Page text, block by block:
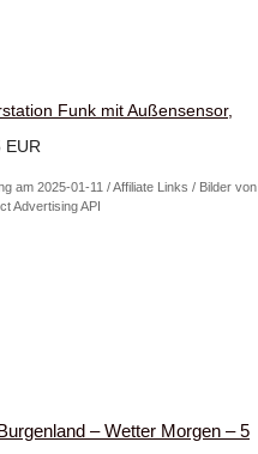
Funk mit Außensensor,
EUR
am 2025-01-11 / Affiliate Links / Bilder von
Advertising API
– Wetter Morgen – 5